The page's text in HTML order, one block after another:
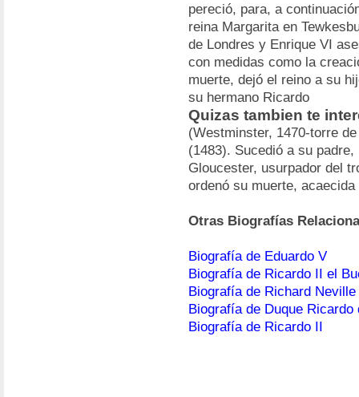
pereció, para, a
reina Margarita en
de Londres y Enrique VI
con medidas como la
muerte, dejó el reino a su
su hermano Ricardo
Quizas tambien te
(Westminster, 1470-torre
(1483). Sucedió a su
Gloucester, usurpador del
ordenó su muerte,
Otras Biografías
Biografía de Eduardo V
Biografía de Ricardo II el
Biografía de Richard Neville
Biografía de Duque Ricardo
Biografía de Ricardo II